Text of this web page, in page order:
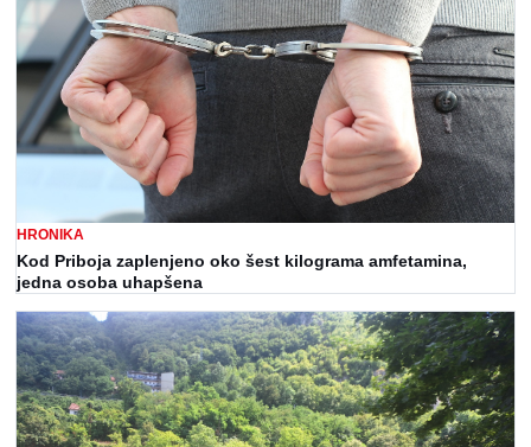
HRONIKA
Kod Priboja zaplenjeno oko šest kilograma amfetamina,
jedna osoba uhapšena